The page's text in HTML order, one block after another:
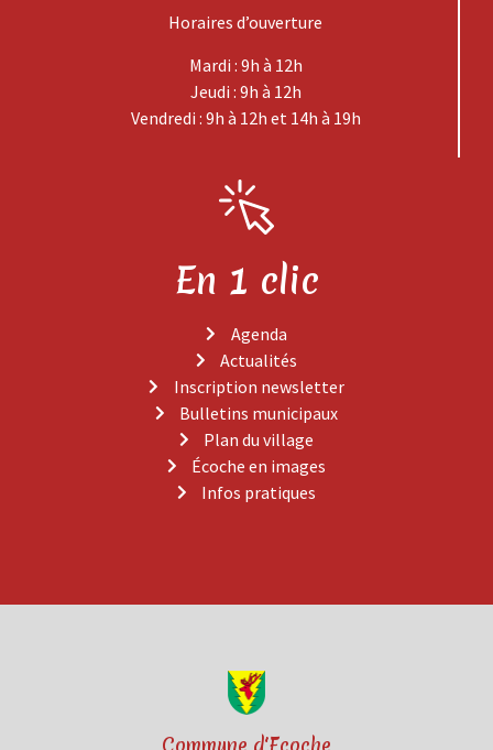
Horaires d’ouverture
Mardi : 9h à 12h
Jeudi : 9h à 12h
Vendredi : 9h à 12h et 14h à 19h
En 1 clic
Agenda
Actualités
Inscription newsletter
Bulletins municipaux
Plan du village
Écoche en images
Infos pratiques